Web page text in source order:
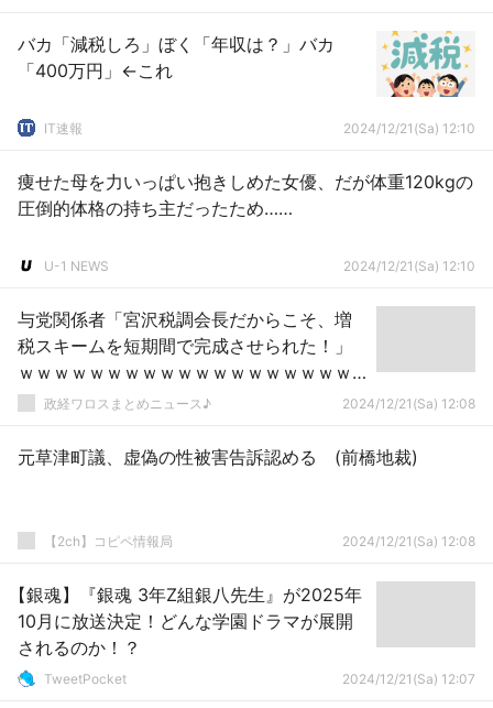
バカ「減税しろ」ぼく「年収は？」バカ
「400万円」←これ
IT速報 2024/12/21(Sa) 12:10
痩せた母を力いっぱい抱きしめた女優、だが体重120kgの
圧倒的体格の持ち主だったため……
U-1 NEWS 2024/12/21(Sa) 12:10
与党関係者「宮沢税調会長だからこそ、増
税スキームを短期間で完成させられた！」
ｗｗｗｗｗｗｗｗｗｗｗｗｗｗｗｗｗｗｗ
ｗｗｗｗｗ
政経ワロスまとめニュース♪ 2024/12/21(Sa) 12:08
元草津町議、虚偽の性被害告訴認める (前橋地裁)
【2ch】コピペ情報局 2024/12/21(Sa) 12:08
【銀魂】『銀魂 3年Z組銀八先生』が2025年
10月に放送決定！どんな学園ドラマが展開
されるのか！？
TweetPocket 2024/12/21(Sa) 12:07